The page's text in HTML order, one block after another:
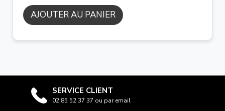
AJOUTER AU PANIER
SERVICE CLIENT
02 85 52 37 37 ou par email